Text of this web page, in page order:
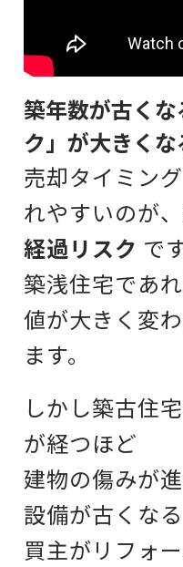
築年数が古く
ク」が大きくな
売却タイミン
れやすいのが、
経過リスク で
築浅住宅であ
値が大きく変
ます。
しかし築古住
が経つほど
建物の傷みが
設備が古くなる
買主がリフォ